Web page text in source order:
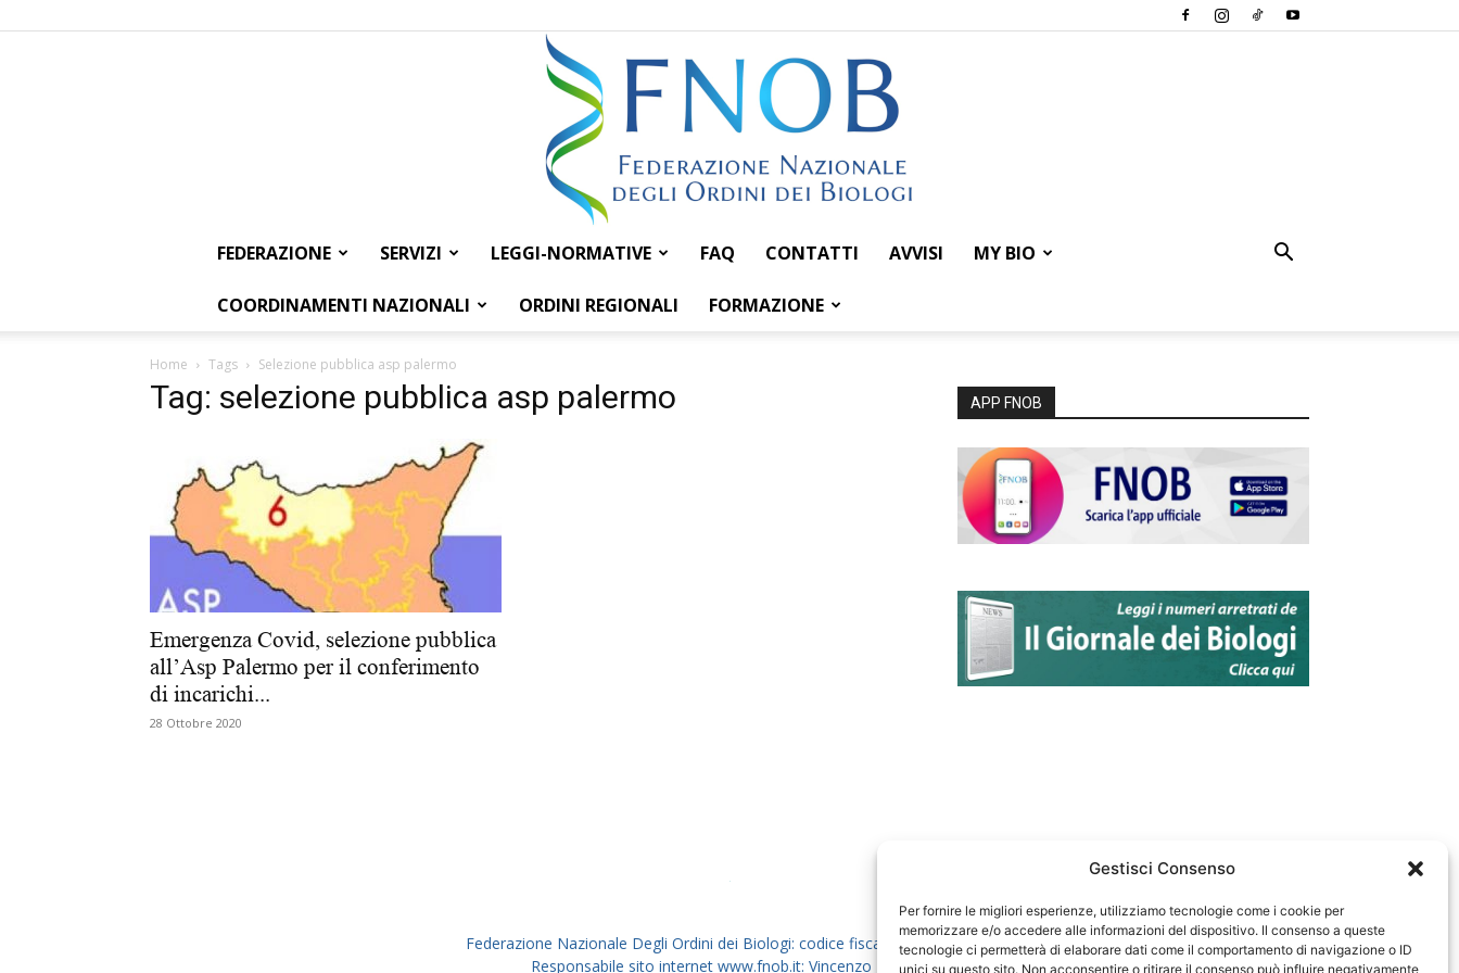
Gestisci Consenso
Per fornire le migliori esperienze, utilizziamo tecnologie come i cookie per
memorizzare e/o accedere alle informazioni del dispositivo. Il consenso a queste
tecnologie ci permetterà di elaborare dati come il comportamento di navigazione o ID
unici su questo sito. Non acconsentire o ritirare il consenso può influire negativamente
Federazione
FEDERAZIONE SERVIZI LEGGI-NORMATIVE FAQ CONTATTI AVVISI MY BIO
COORDINAMENTI NAZIONALI ORDINI REGIONALI FORMAZIONE
Home Tags Selezione pubblica asp palermo
Tag: selezione pubblica asp palermo
Emergenza Covid, selezione pubblica
all’Asp Palermo per il conferimento
di incarichi...
28 Ottobre 2020
APP FNOB
Federazione Nazionale Degli Ordini dei Biologi: codice fiscale 80069130583
Responsabile sito internet www.fnob.it: Vincenzo D'Anna